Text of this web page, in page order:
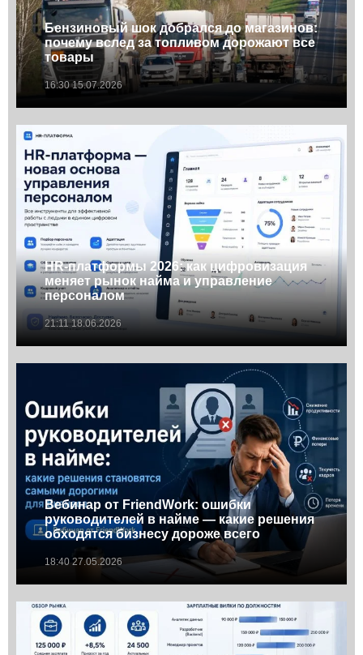
Бензиновый шок добрался до магазинов:
почему вслед за топливом дорожают все
товары
16:30 15.07.2026
HR-платформы 2026: как цифровизация
меняет рынок найма и управление
персоналом
21:11 18.06.2026
Вебинар от FriendWork: ошибки
руководителей в найме — какие решения
обходятся бизнесу дороже всего
18:40 27.05.2026